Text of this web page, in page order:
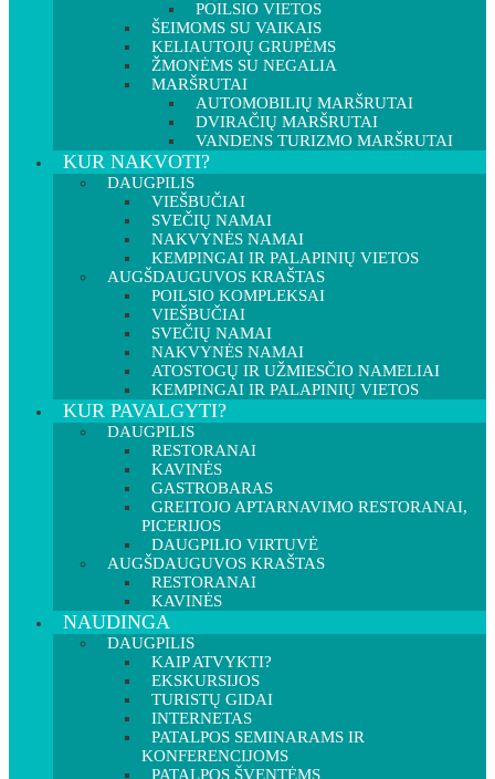
POILSIO VIETOS
ŠEIMOMS SU VAIKAIS
KELIAUTOJŲ GRUPĖMS
ŽMONĖMS SU NEGALIA
MARŠRUTAI
AUTOMOBILIŲ MARŠRUTAI
DVIRAČIŲ MARŠRUTAI
VANDENS TURIZMO MARŠRUTAI
KUR NAKVOTI?
DAUGPILIS
VIEŠBUČIAI
SVEČIŲ NAMAI
NAKVYNĖS NAMAI
KEMPINGAI IR PALAPINIŲ VIETOS
AUGŠDAUGUVOS KRAŠTAS
POILSIO KOMPLEKSAI
VIEŠBUČIAI
SVEČIŲ NAMAI
NAKVYNĖS NAMAI
ATOSTOGŲ IR UŽMIESČIO NAMELIAI
KEMPINGAI IR PALAPINIŲ VIETOS
KUR PAVALGYTI?
DAUGPILIS
RESTORANAI
KAVINĖS
GASTROBARAS
GREITOJO APTARNAVIMO RESTORANAI,
PICERIJOS
DAUGPILIO VIRTUVĖ
AUGŠDAUGUVOS KRAŠTAS
RESTORANAI
KAVINĖS
NAUDINGA
DAUGPILIS
KAIP ATVYKTI?
EKSKURSIJOS
TURISTŲ GIDAI
INTERNETAS
PATALPOS SEMINARAMS IR
KONFERENCIJOMS
PATALPOS ŠVENTĖMS